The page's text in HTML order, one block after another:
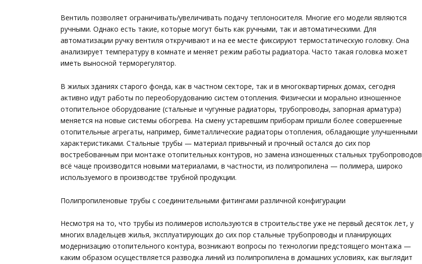
Вентиль позволяет ограничивать/увеличивать подачу теплоносителя. Многие его модели являются
ручными. Однако есть такие, которые могут быть как ручными, так и автоматическими. Для
автоматизации ручку вентиля откручивают и на ее месте фиксируют термостатическую головку. Она
анализирует температуру в комнате и меняет режим работы радиатора. Часто такая головка может
иметь выносной терморегулятор.
В жилых зданиях старого фонда, как в частном секторе, так и в многоквартирных домах, сегодня
активно идут работы по переоборудованию систем отопления. Физически и морально изношенное
отопительное оборудование (стальные и чугунные радиаторы, трубопроводы, запорная арматура)
меняется на новые системы обогрева. На смену устаревшим приборам пришли более совершенные
отопительные агрегаты, например, биметаллические радиаторы отопления, обладающие улучшенными
характеристиками. Стальные трубы — материал привычный и прочный остался до сих пор
востребованным при монтаже отопительных контуров, но замена изношенных стальных трубопроводов
всё чаще производится новыми материалами, в частности, из полипропилена — полимера, широко
используемого в производстве трубной продукции.
Полипропиленовые трубы с соединительными фитингами различной конфигурации
Несмотря на то, что трубы из полимеров используются в строительстве уже не первый десяток лет, у
многих владельцев жилья, эксплуатирующих до сих пор стальные трубопроводы и планирующих
модернизацию отопительного контура, возникают вопросы по технологии предстоящего монтажа —
каким образом осуществляется разводка линий из полипропилена в домашних условиях, как выглядит